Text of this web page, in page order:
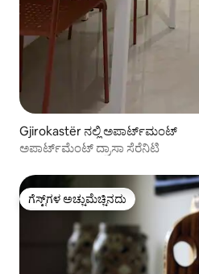
Gjirokastër ನಲ್ಲಿ ಅಪಾರ್ಟ್‌ಮಂಟ್
ಅಪಾರ್ಟ್‌ಮೆಂಟ್ ದ್ರಾಸಾ ಸೆರೆನಿಟಿ
ಗೆಸ್ಟ್‌ಗಳ ಅಚ್ಚುಮೆಚ್ಚಿನದು
ಗೆಸ್ಟ್‌ಗಳ ಅಚ್ಚುಮೆಚ್ಚಿನದು